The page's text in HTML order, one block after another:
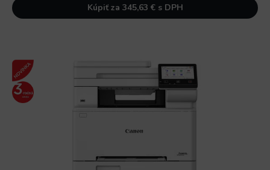
Kúpiť za 345,63 € s DPH